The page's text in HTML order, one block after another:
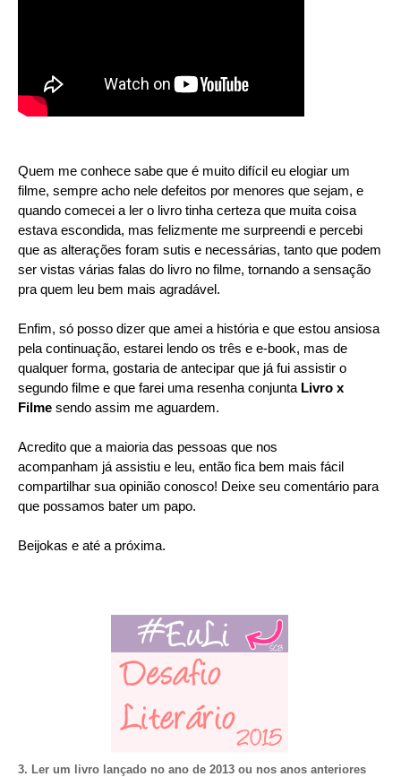
Quem me conhece sabe que é muito difícil eu elogiar um
filme, sempre acho nele defeitos por menores que sejam, e
quando comecei a ler o livro tinha certeza que muita coisa
estava escondida, mas felizmente me surpreendi e percebi
que as alterações foram sutis e necessárias, tanto que podem
ser vistas várias falas do livro no filme, tornando a sensação
pra quem leu bem mais agradável.
Enfim, só posso dizer que amei a história e que estou ansiosa
pela continuação, estarei lendo os três e e-book, mas de
qualquer forma, gostaria de antecipar que já fui assistir o
segundo filme e que farei uma resenha conjunta Livro x
Filme sendo assim me aguardem.
Acredito que a maioria das pessoas que nos
acompanham já assistiu e leu, então fica bem mais fácil
compartilhar sua opinião conosco! Deixe seu comentário para
que possamos bater um papo.
Beijokas e até a próxima.
3. Ler um livro lançado no ano de 2013 ou nos anos anteriores